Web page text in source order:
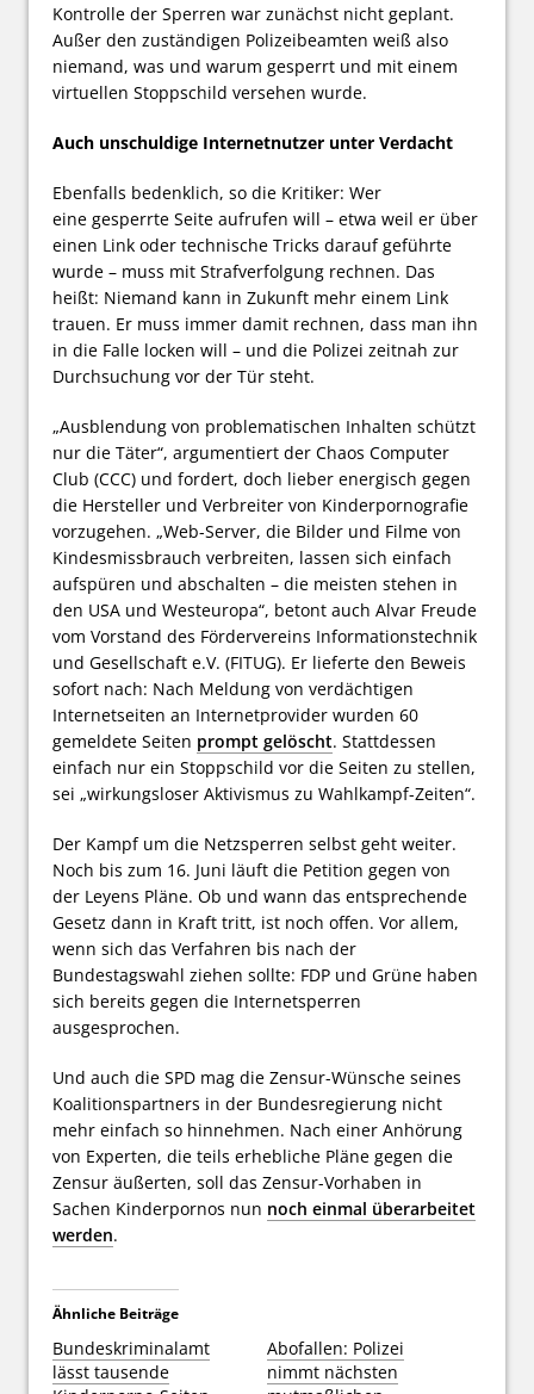
Kontrolle der Sperren war zunächst nicht geplant.
Außer den zuständigen Polizeibeamten weiß also
niemand, was und warum gesperrt und mit einem
virtuellen Stoppschild versehen wurde.
Auch unschuldige Internetnutzer unter Verdacht
Ebenfalls bedenklich, so die Kritiker: Wer
eine gesperrte Seite aufrufen will – etwa weil er über
einen Link oder technische Tricks darauf geführte
wurde – muss mit Strafverfolgung rechnen. Das
heißt: Niemand kann in Zukunft mehr einem Link
trauen. Er muss immer damit rechnen, dass man ihn
in die Falle locken will – und die Polizei zeitnah zur
Durchsuchung vor der Tür steht.
„Ausblendung von problematischen Inhalten schützt
nur die Täter“, argumentiert der Chaos Computer
Club (CCC) und fordert, doch lieber energisch gegen
die Hersteller und Verbreiter von Kinderpornografie
vorzugehen. „Web-Server, die Bilder und Filme von
Kindesmissbrauch verbreiten, lassen sich einfach
aufspüren und abschalten – die meisten stehen in
den USA und Westeuropa“, betont auch Alvar Freude
vom Vorstand des Fördervereins Informationstechnik
und Gesellschaft e.V. (FITUG). Er lieferte den Beweis
sofort nach: Nach Meldung von verdächtigen
Internetseiten an Internetprovider wurden 60
gemeldete Seiten prompt gelöscht. Stattdessen
einfach nur ein Stoppschild vor die Seiten zu stellen,
sei „wirkungsloser Aktivismus zu Wahlkampf-Zeiten“.
Der Kampf um die Netzsperren selbst geht weiter.
Noch bis zum 16. Juni läuft die Petition gegen von
der Leyens Pläne. Ob und wann das entsprechende
Gesetz dann in Kraft tritt, ist noch offen. Vor allem,
wenn sich das Verfahren bis nach der
Bundestagswahl ziehen sollte: FDP und Grüne haben
sich bereits gegen die Internetsperren
ausgesprochen.
Und auch die SPD mag die Zensur-Wünsche seines
Koalitionspartners in der Bundesregierung nicht
mehr einfach so hinnehmen. Nach einer Anhörung
von Experten, die teils erhebliche Pläne gegen die
Zensur äußerten, soll das Zensur-Vorhaben in
Sachen Kinderpornos nun noch einmal überarbeitet
werden.
Ähnliche Beiträge
Bundeskriminalamt
lässt tausende
Abofallen: Polizei
nimmt nächsten